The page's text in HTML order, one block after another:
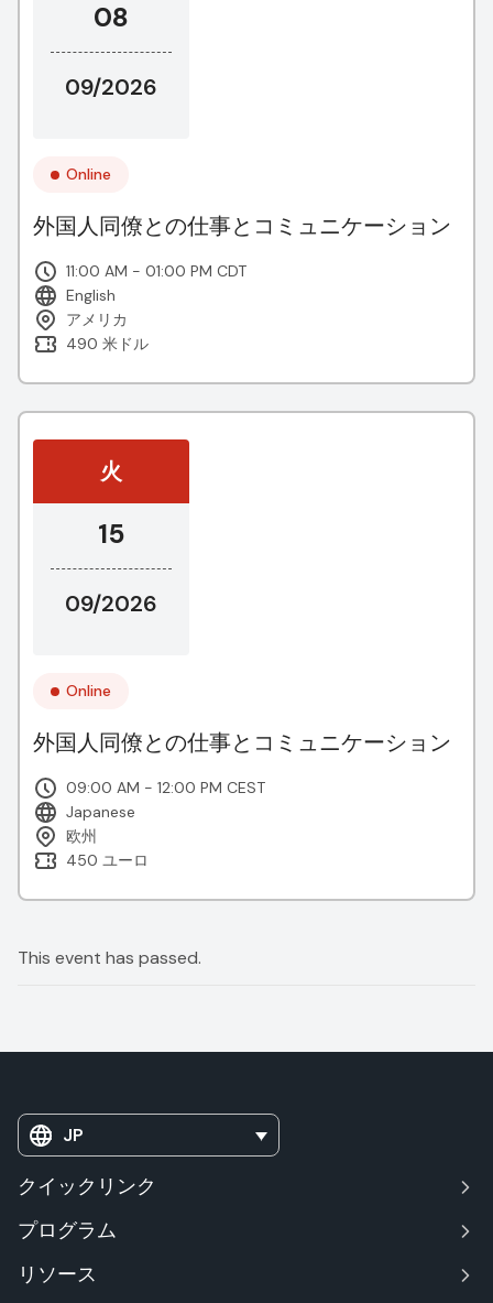
08
09/2026
Online
外国人同僚との仕事とコミュニケーション
11:00 AM - 01:00 PM CDT
English
アメリカ
490 米ドル
火
15
09/2026
Online
外国人同僚との仕事とコミュニケーション
09:00 AM - 12:00 PM CEST
Japanese
欧州
450 ユーロ
This event has passed.
JP
クイックリンク
プログラム
リソース